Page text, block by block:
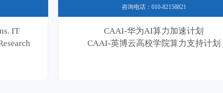
IT
咨询电话：010-82158821
CAAI-华为AI算力加速计划
CAAI-英博云高校学院算力支持计划